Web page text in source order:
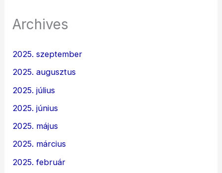
Archives
2025. szeptember
2025. augusztus
2025. július
2025. június
2025. május
2025. március
2025. február